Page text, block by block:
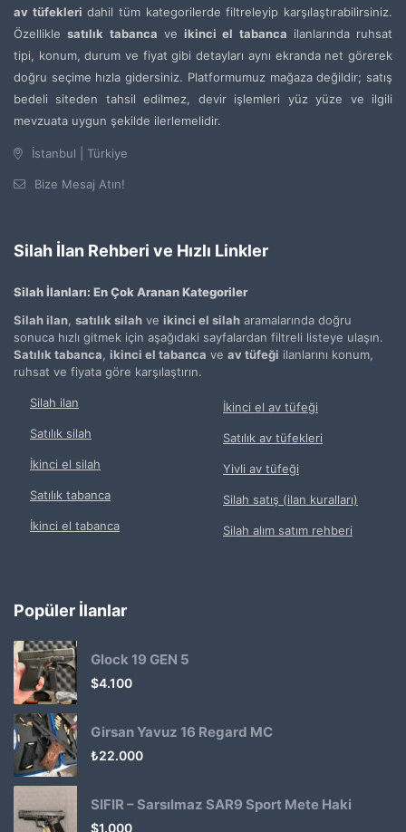
av tüfekleri dahil tüm kategorilerde filtreleyip karşılaştırabilirsiniz.
Özelliklesatılık tabanca ve ikinci el tabanca ilanlarında ruhsat
tipi, konum, durum ve fiyat gibi detayları aynı ekranda net görerek
doğru seçime hızla gidersiniz. Platformumuz mağaza değildir; satış
bedeli siteden tahsil edilmez, devir işlemleri yüz yüze ve ilgili
mevzuata uygun şekilde ilerlemelidir.
İstanbul | Türkiye
Bize Mesaj Atın!
Silah İlan Rehberi ve Hızlı Linkler
Silah İlanları: En Çok Aranan Kategoriler
Silah ilan, satılık silah ve ikinci el silah aramalarında doğru
sonuca hızlı gitmek için aşağıdaki sayfalardan filtreli listeye ulaşın.
Satılık tabanca, ikinci el tabanca ve av tüfeği ilanlarını konum,
ruhsat ve fiyata göre karşılaştırın.
Silah ilan
Satılık silah
İkinci el silah
Satılık tabanca
İkinci el tabanca
İkinci el av tüfeği
Satılık av tüfekleri
Yivli av tüfeği
Silah satış (ilan kuralları)
Silah alım satım rehberi
Popüler İlanlar
Glock 19 GEN 5
$4.100
Girsan Yavuz 16 Regard MC
₺22.000
SIFIR – Sarsılmaz SAR9 Sport Mete Haki
$1.000